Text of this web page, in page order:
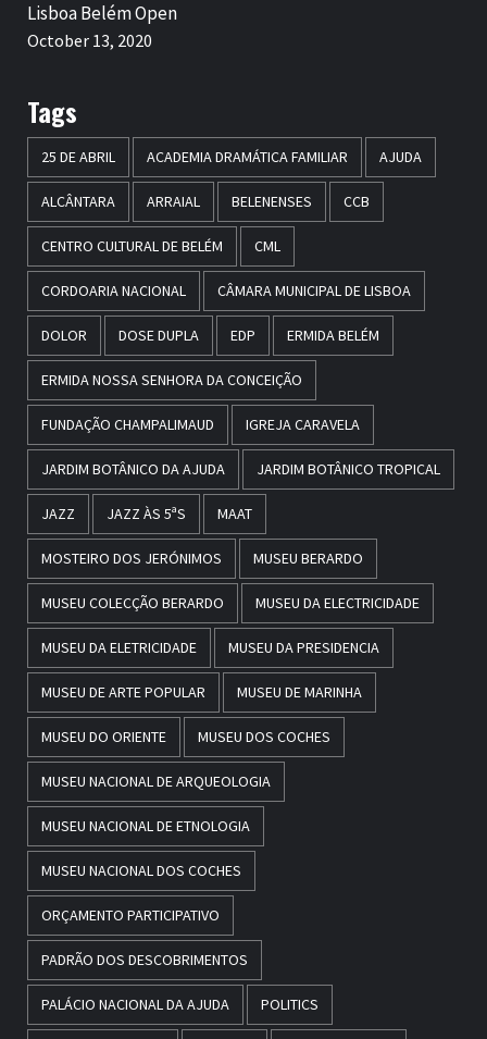
Lisboa Belém Open
October 13, 2020
Tags
25 DE ABRIL ACADEMIA DRAMÁTICA FAMILIAR AJUDA
ALCÂNTARA ARRAIAL BELENENSES CCB
CENTRO CULTURAL DE BELÉM CML
CORDOARIA NACIONAL CÂMARA MUNICIPAL DE LISBOA
DOLOR DOSE DUPLA EDP ERMIDA BELÉM
ERMIDA NOSSA SENHORA DA CONCEIÇÃO
FUNDAÇÃO CHAMPALIMAUD IGREJA CARAVELA
JARDIM BOTÂNICO DA AJUDA JARDIM BOTÂNICO TROPICAL
JAZZ JAZZ ÀS 5ªS MAAT
MOSTEIRO DOS JERÓNIMOS MUSEU BERARDO
MUSEU COLECÇÃO BERARDO MUSEU DA ELECTRICIDADE
MUSEU DA ELETRICIDADE MUSEU DA PRESIDENCIA
MUSEU DE ARTE POPULAR MUSEU DE MARINHA
MUSEU DO ORIENTE MUSEU DOS COCHES
MUSEU NACIONAL DE ARQUEOLOGIA
MUSEU NACIONAL DE ETNOLOGIA
MUSEU NACIONAL DOS COCHES
ORÇAMENTO PARTICIPATIVO
PADRÃO DOS DESCOBRIMENTOS
PALÁCIO NACIONAL DA AJUDA POLITICS